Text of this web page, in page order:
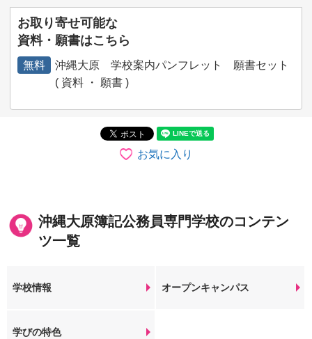
お取り寄せ可能な
資料・願書はこちら
無料
沖縄大原 学校案内パンフレット 願書セット
( 資料 ・ 願書 )
お気に入り
沖縄大原簿記公務員専門学校のコンテン
ツ一覧
学校情報 オープンキャンパス
学びの特色